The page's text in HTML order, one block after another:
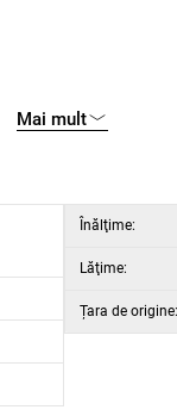
Mai mult
Înălţime:
Lăţime:
Țara de origine: